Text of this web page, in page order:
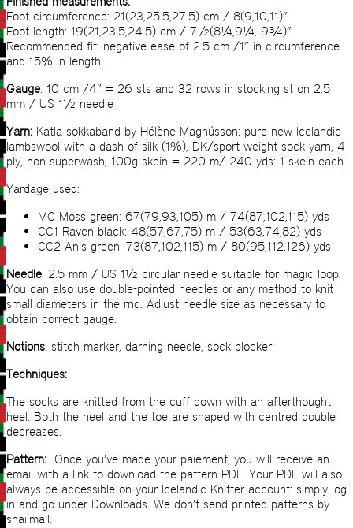
Foot circumference: 21(23,25.5,27.5) cm / 8(9,10,11)”
Foot length: 19(21,23.5,24.5) cm / 7½(8¼,9¼, 9¾)”
Recommended fit: negative ease of 2.5 cm /1” in circumference
and 15% in length.
Gauge: 10 cm /4” = 26 sts and 32 rows in stocking st on 2.5
mm / US 1½ needle
Yarn: Katla sokkaband by Hélène Magnússon: pure new Icelandic
lambswool with a dash of silk (1%), DK/sport weight sock yarn, 4
ply, non superwash, 100g skein = 220 m/ 240 yds: 1 skein each
Yardage used:
MC Moss green: 67(79,93,105) m / 74(87,102,115) yds
CC1 Raven black: 48(57,67,75) m / 53(63,74,82) yds
CC2 Anis green: 73(87,102,115) m / 80(95,112,126) yds
Needle: 2.5 mm / US 1½ circular needle suitable for magic loop.
You can also use double-pointed needles or any method to knit
small diameters in the rnd. Adjust needle size as necessary to
obtain correct gauge.
Notions: stitch marker, darning needle, sock blocker
Techniques:
The socks are knitted from the cuff down with an afterthought
heel. Both the heel and the toe are shaped with centred double
decreases.
Pattern: Once you’ve made your paiement, you will receive an
email with a link to download the pattern PDF. Your PDF will also
always be accessible on your Icelandic Knitter account: simply log
in and go under Downloads. We don’t send printed patterns by
snailmail.